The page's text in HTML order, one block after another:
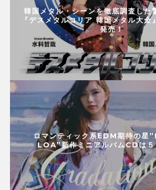
韓国メタル・シーンを徹底調査した
『デスメタルコリア 韓国メタル大全
発売！
ロマンティック系EDM期待の星
LOA”新作ミニアルバムCDは５